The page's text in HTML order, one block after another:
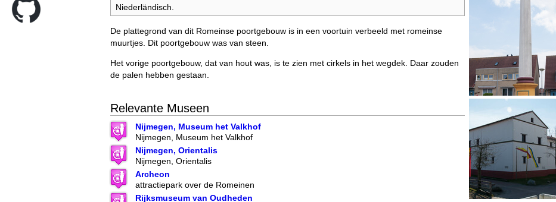
Niederländisch.
De plattegrond van dit Romeinse poortgebouw is in een voortuin verbeeld met romeinse
muurtjes. Dit poortgebouw was van steen.
Het vorige poortgebouw, dat van hout was, is te zien met cirkels in het wegdek. Daar zouden
de palen hebben gestaan.
Relevante Museen
Nijmegen, Museum het Valkhof
Nijmegen, Museum het Valkhof
Nijmegen, Orientalis
Nijmegen, Orientalis
Archeon
attractiepark over de Romeinen
Rijksmuseum van Oudheden